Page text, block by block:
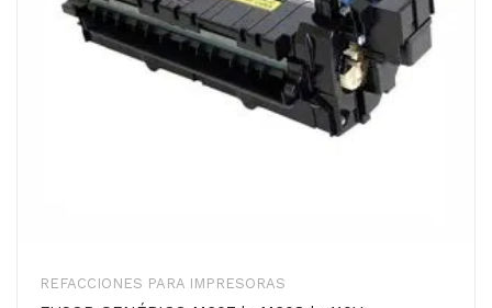
REFACCIONES PARA IMPRESORAS